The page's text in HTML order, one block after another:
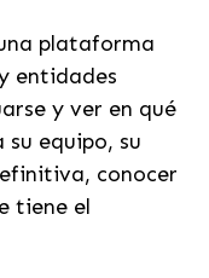
plataforma
entidades
y ver en qué
equipo, su
conocer
tiene el